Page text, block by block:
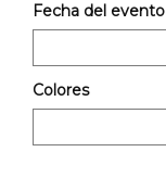
Fecha del evento
Colores